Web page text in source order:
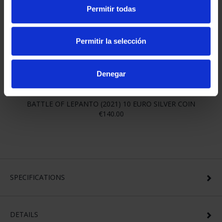
Permitir todas
Permitir la selección
Denegar
€610.00
BATTLE OF LEPANTO (2021) 10 EURO SILVER COIN
€140.00
SPECIFICATIONS
DETAILS